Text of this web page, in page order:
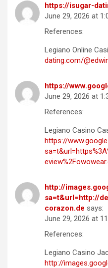
https://isugar-
June 29, 2026 at
References:
Legiano Online
dating.com/
https://
June 29, 2026 at
References:
Legiano Casino
https://
http://
sa=t&url=http://
corazon.de says:
June 29, 2026 at
References:
Legiano Casino
http://